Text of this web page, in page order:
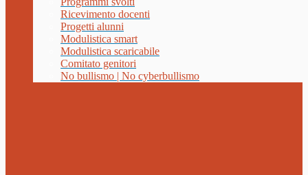
Ricevimento docenti
Progetti alunni
Modulistica smart
Modulistica scaricabile
Comitato genitori
No bullismo | No cyberbullismo